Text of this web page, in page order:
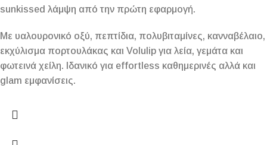
sunkissed λάμψη από την πρώτη εφαρμογή.
Με υαλουρονικό οξύ, πεπτίδια, πολυβιταμίνες, κανναβέλαιο,
εκχύλισμα πορτουλάκας και Volulip για λεία, γεμάτα και
φωτεινά χείλη. Ιδανικό για effortless καθημερινές αλλά και
glam εμφανίσεις.